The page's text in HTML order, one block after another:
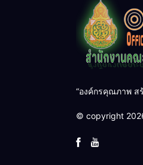
“องค์กรคุณภาพ ส
© copyright